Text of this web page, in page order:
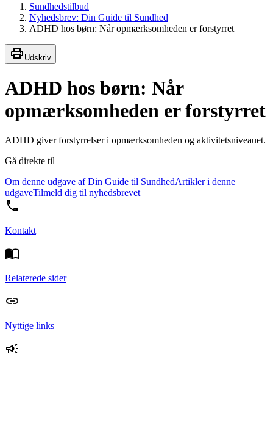
Sundhedstilbud
Nyhedsbrev: Din Guide til Sundhed
ADHD hos børn: Når opmærksomheden er forstyrret
Udskriv
ADHD hos børn: Når
opmærksomheden er forstyrret
ADHD giver forstyrrelser i opmærksomheden og aktivitetsniveauet.
Gå direkte til
Om denne udgave af Din Guide til SundhedArtikler i denne
udgaveTilmeld dig til nyhedsbrevet
Kontakt
Relaterede sider
Nyttige links